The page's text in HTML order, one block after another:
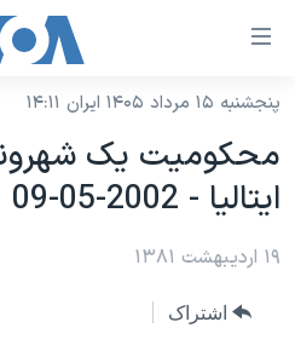
لینکهای
دسترسی
جهش
به
محتوای
اصلی
جهش
نسخه سبک وب‌سایت
موضوع ها
ایران
آمریکا
برنامه های تلویزیونی
جدول برنامه ها
پنجشنبه ۱۵ مرداد ۱۴۰۵ ایران ۱۴:۱۱
محکوميت يک
ايتاليا - 2002-05-09
۱۹ اردیبهشت ۱۳۸۱
اشتراک